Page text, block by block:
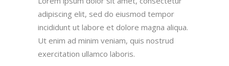
adipiscing elit, sed do eiusmod tempor
incididunt ut labore et dolore magna aliqua.
Ut enim ad minim veniam, quis nostrud
exercitation ullamco laboris.